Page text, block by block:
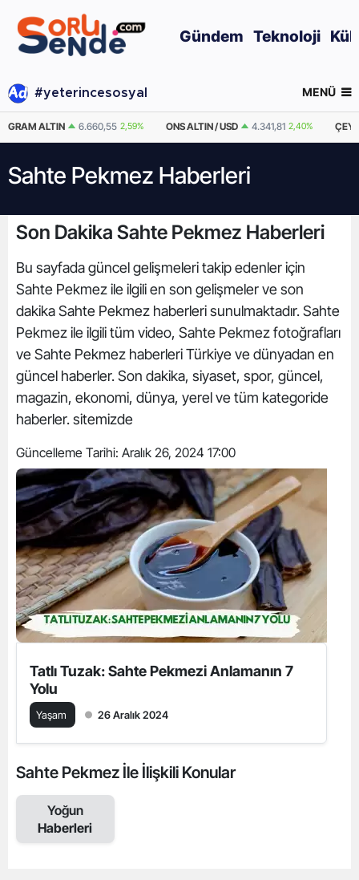
Gündem Teknoloji
#yeterincesosyal MENÜ
GRAM ALTIN 6.660,55 2,59% ONS ALTIN / USD 4.341,81 2,40%
Sahte Pekmez Haberleri
Son Dakika Sahte Pekmez Haberleri
Bu sayfada güncel gelişmeleri takip edenler için
Sahte Pekmez ile ilgili en son gelişmeler ve son
dakika Sahte Pekmez haberleri sunulmaktadır. Sahte
Pekmez ile ilgili tüm video, Sahte Pekmez fotoğrafları
ve Sahte Pekmez haberleri Türkiye ve dünyadan en
güncel haberler. Son dakika, siyaset, spor, güncel,
magazin, ekonomi, dünya, yerel ve tüm kategoride
haberler. sitemizde
Güncelleme Tarihi: Aralık 26, 2024 17:00
Tatlı Tuzak: Sahte Pekmezi Anlamanın 7
Yolu
Yaşam 26 Aralık 2024
Sahte Pekmez İle İlişkili Konular
Yoğun
Haberleri